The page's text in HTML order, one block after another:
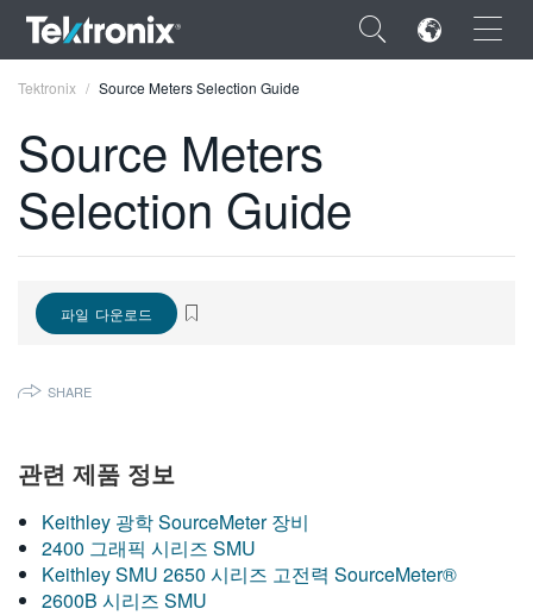
×
ENGLISH
DEUTSCH
日本語
한국어
繁體中文
Tektronix Source Meters Selection Guide
Source Meters
Selection Guide
파일 다운로드
SHARE
관련 제품 정보
Keithley 광학 SourceMeter 장비
2400 그래픽 시리즈 SMU
Keithley SMU 2650 시리즈 고전력 SourceMeter®
2600B 시리즈 SMU